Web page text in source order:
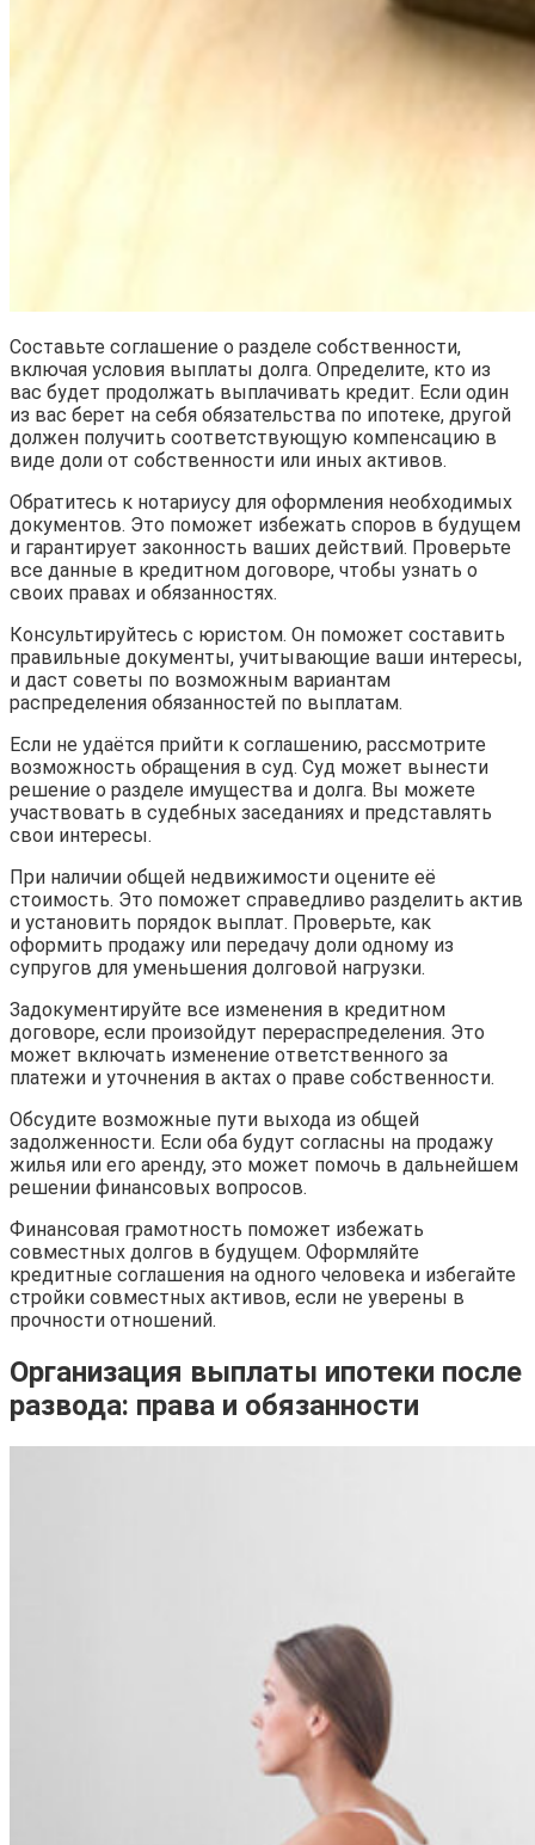
Составьте соглашение о разделе собственности,
включая условия выплаты долга. Определите, кто из
вас будет продолжать выплачивать кредит. Если один
из вас берет на себя обязательства по ипотеке, другой
должен получить соответствующую компенсацию в
виде доли от собственности или иных активов.
Обратитесь к нотариусу для оформления необходимых
документов. Это поможет избежать споров в будущем
и гарантирует законность ваших действий. Проверьте
все данные в кредитном договоре, чтобы узнать о
своих правах и обязанностях.
Консультируйтесь с юристом. Он поможет составить
правильные документы, учитывающие ваши интересы,
и даст советы по возможным вариантам
распределения обязанностей по выплатам.
Если не удаётся прийти к соглашению, рассмотрите
возможность обращения в суд. Суд может вынести
решение о разделе имущества и долга. Вы можете
участвовать в судебных заседаниях и представлять
свои интересы.
При наличии общей недвижимости оцените её
стоимость. Это поможет справедливо разделить актив
и установить порядок выплат. Проверьте, как
оформить продажу или передачу доли одному из
супругов для уменьшения долговой нагрузки.
Задокументируйте все изменения в кредитном
договоре, если произойдут перераспределения. Это
может включать изменение ответственного за
платежи и уточнения в актах о праве собственности.
Обсудите возможные пути выхода из общей
задолженности. Если оба будут согласны на продажу
жилья или его аренду, это может помочь в дальнейшем
решении финансовых вопросов.
Финансовая грамотность поможет избежать
совместных долгов в будущем. Оформляйте
кредитные соглашения на одного человека и избегайте
стройки совместных активов, если не уверены в
прочности отношений.
Организация выплаты ипотеки после
развода: права и обязанности